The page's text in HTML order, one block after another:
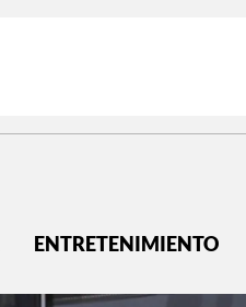
ENTRETENIMIENTO